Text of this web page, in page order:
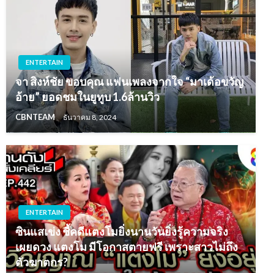
ENTERTAIN
จา สิงห์ชัย ขอบคุณ แฟนเพลงจากใจ “มาเด้อขวัญ
อ้าย” ยอดชมในยูทูบ 1.6ล้านวิว
CBNTEAM ธันวาคม 8, 2024
ENTERTAIN
ซินแสเข่ง ชี้คดีแตงโมยิ่งนานวันยิ่งรู้ความจริง
เผยดวง แตงโม มีโอกาสตายฟรี เพราะสาวไม่ถึง
ตัวฆาตกร?